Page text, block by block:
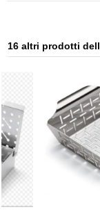
16 altri prodotti